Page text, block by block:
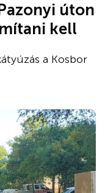
úton
kell
a Kosbor